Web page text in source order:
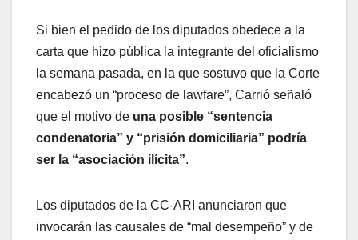
Si bien el pedido de los diputados obedece a la
carta que hizo pública la integrante del oficialismo
la semana pasada, en la que sostuvo que la Corte
encabezó un “proceso de lawfare”, Carrió señaló
que el motivo de una posible “sentencia
condenatoria” y “prisión domiciliaria” podría
ser la “asociación ilícita”.
Los diputados de la CC-ARI anunciaron que
invocarán las causales de “mal desempeño” y de